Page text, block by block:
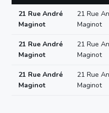
21 Rue André
Maginot
21 Rue
Maginot
21 Rue André
Maginot
21 Rue
Maginot
21 Rue André
Maginot
21 Rue
Maginot